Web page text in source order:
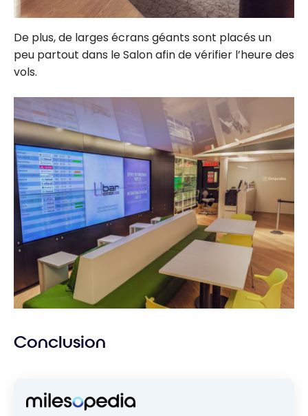
De plus, de larges écrans géants sont placés un
peu partout dans le Salon afin de vérifier l’heure des
vols.
Conclusion